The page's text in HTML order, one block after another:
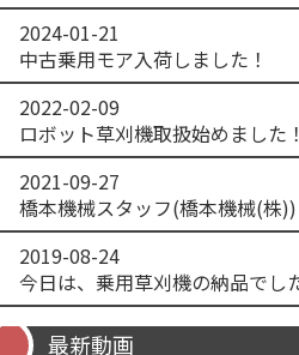
2024-01-21
中古乗用モア入荷しました！
2022-02-09
ロボット草刈機取扱始めました！
2021-09-27
橋本機械スタッフ(橋本機械(株))
2019-08-24
最新動画